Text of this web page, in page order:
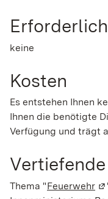
keine
Kosten
Es entstehen Ihnen
Ihnen die benötigte
Verfügung und trägt
Thema "Feuerwehr